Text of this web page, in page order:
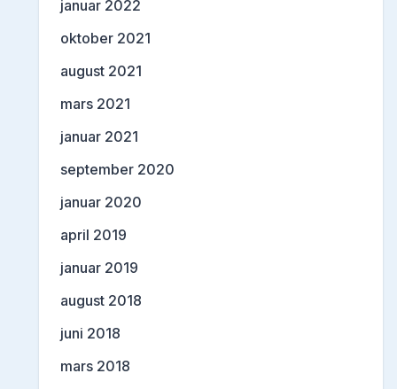
januar 2022
oktober 2021
august 2021
mars 2021
januar 2021
september 2020
januar 2020
april 2019
januar 2019
august 2018
juni 2018
mars 2018